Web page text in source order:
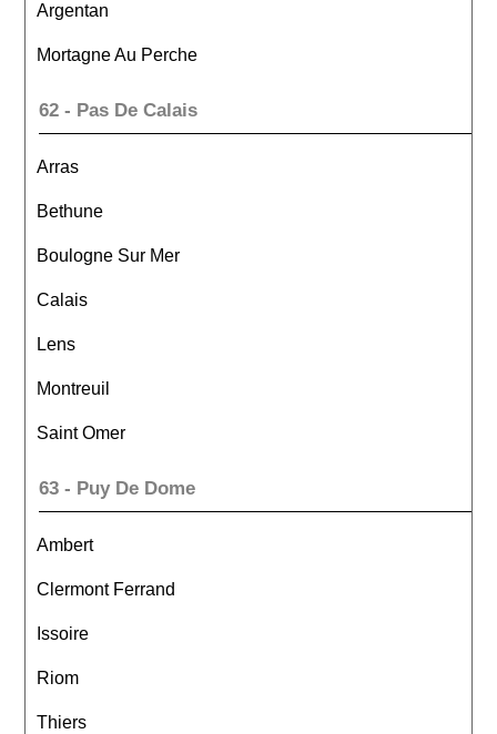
Argentan
Mortagne Au Perche
62 - Pas De Calais
Arras
Bethune
Boulogne Sur Mer
Calais
Lens
Montreuil
Saint Omer
63 - Puy De Dome
Ambert
Clermont Ferrand
Issoire
Riom
Thiers